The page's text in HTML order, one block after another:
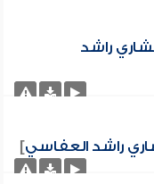
راشد
راشد العفاسي]